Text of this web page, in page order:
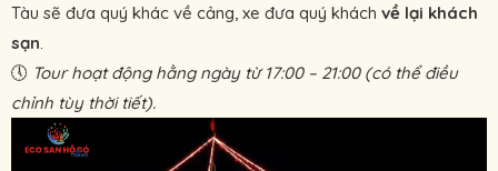
Tàu sẽ đưa quý khác về cảng, xe đưa quý khách về lại khách
sạn
🕔 Tour hoạt động hằng ngày từ 17:00 – 21:00 (có thể điều
chỉnh tùy thời tiết).